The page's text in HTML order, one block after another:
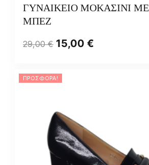
ΓΥΝΑΙΚΕΙΟ ΜΟΚΑΣΙΝΙ
ΜΠΕΖ
29,00€ 15,00 €
ΠΡΟΣΦΟΡΆ!